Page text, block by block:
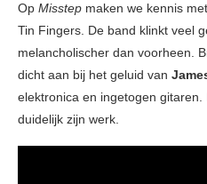
Op Misstep maken we kennis
Tin Fingers. De band klinkt veel
melancholischer dan voorheen.
dicht aan bij het geluid van
elektronica en ingetogen
duidelijk zijn werk.